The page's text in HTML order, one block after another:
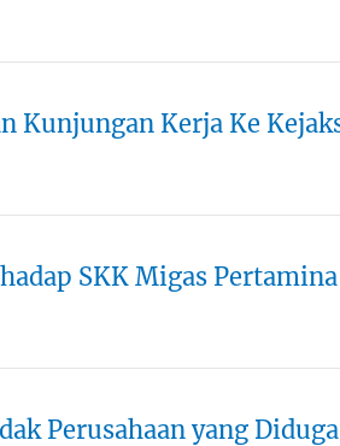
Kunjungan Kerja Ke
SKK Migas
Perusahaan yang